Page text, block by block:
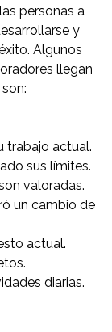
personas a
y
Algunos
llegan
trabajo actual.
sus límites.
valoradas.
un cambio de
actual.
diarias.